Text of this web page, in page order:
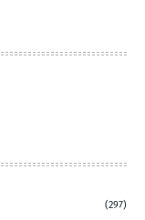
(297)